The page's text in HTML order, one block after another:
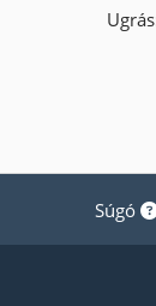
Ugrás
Súgó